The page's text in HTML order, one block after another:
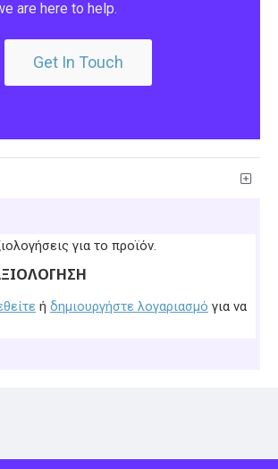
are here to help.
Get In Touch
για το προϊόν.
ή δημιουργήστε λογαριασμό για να